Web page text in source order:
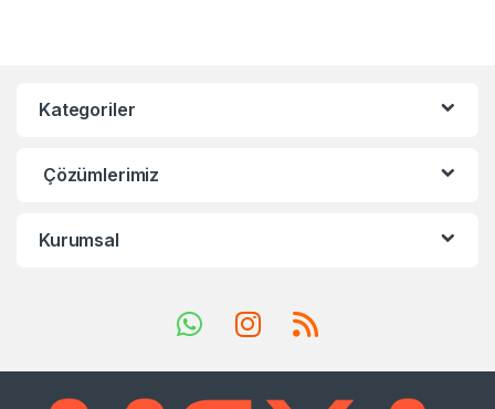
Kategoriler
Çözümlerimiz
Kurumsal